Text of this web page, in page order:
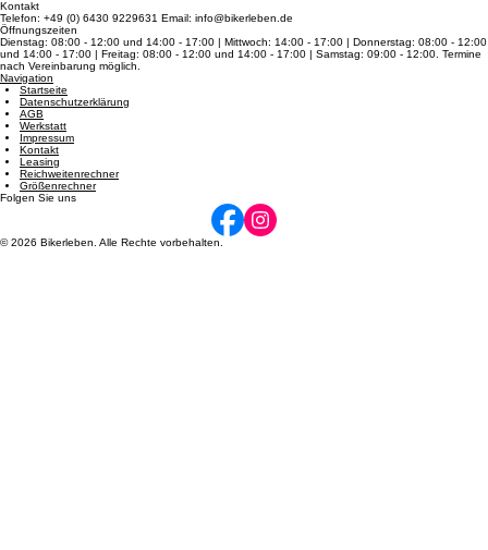
Kontakt & Anfahrt
Standort
Bikerleben Brückenstraße 14, 65623 Hahnstätten
Kontakt
Telefon: +49 (0) 6430 9229631 Email: info@bikerleben.de
Öffnungszeiten
Dienstag: 08:00 - 12:00 und 14:00 - 17:00 | Mittwoch: 14:00 - 17:00 | Donnerstag: 08:00 - 12:00
und 14:00 - 17:00 | Freitag: 08:00 - 12:00 und 14:00 - 17:00 | Samstag: 09:00 - 12:00. Termine
nach Vereinbarung möglich.
Navigation
Startseite
Datenschutzerklärung
AGB
Werkstatt
Impressum
Kontakt
Leasing